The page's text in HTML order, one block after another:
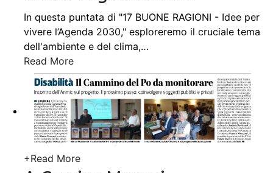
In questa puntata di "17 BUONE RAGIONI - Idee per
vivere l’Agenda 2030," esploreremo il cruciale tema
dell'ambiente e del clima,…
Read More
+Read More